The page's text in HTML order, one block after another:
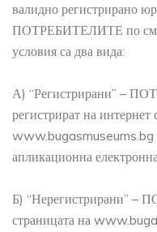
валидно регистрирано
ПОТРЕБИТЕЛИТЕ по
условия са два вида:
А) “Регистрирани” –
регистрират на интернет
www.bugasmuseums.bg
апликационна
Б) “Нерегистрирани” –
страницата на